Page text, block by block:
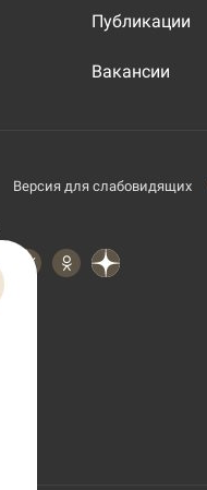
Публикации
Вакансии
Версия для слабовидящих